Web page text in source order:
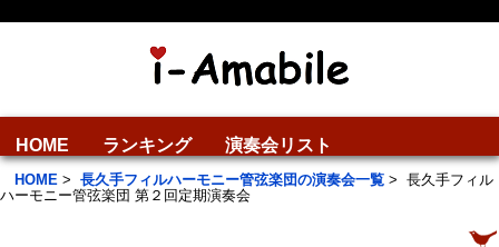
HOME ランキング 演奏会リスト
HOME > 長久手フィルハーモニー管弦楽団の演奏会一覧 > 長久手フィル
ハーモニー管弦楽団 第２回定期演奏会